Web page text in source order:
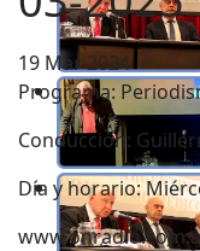
19 Mar 2024
Programa:
Conducción:
Día y horario: